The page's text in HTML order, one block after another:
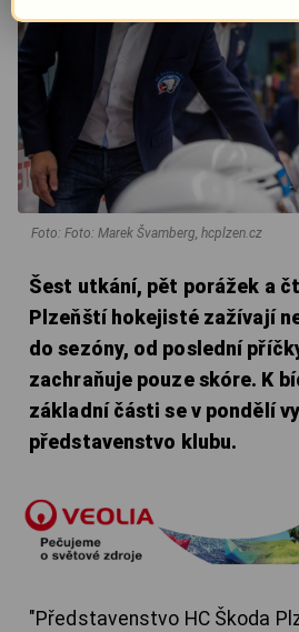
Foto: Foto: Marek Švamberg, hcplzen.cz
Šest utkání, pět porážek a
Plzeňští hokejisté zažívají
do sezóny, od poslední
zachraňuje pouze skóre. K
základní části se v pondělí
představenstvo klubu.
​"Představenstvo HC Škoda